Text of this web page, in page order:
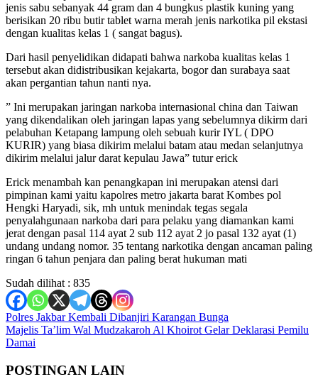
jenis sabu sebanyak 44 gram dan 4 bungkus plastik kuning yang
berisikan 20 ribu butir tablet warna merah jenis narkotika pil ekstasi
dengan kualitas kelas 1 ( sangat bagus).
Dari hasil penyelidikan didapati bahwa narkoba kualitas kelas 1
tersebut akan didistribusikan kejakarta, bogor dan surabaya saat
akan pergantian tahun nanti nya.
” Ini merupakan jaringan narkoba internasional china dan Taiwan
yang dikendalikan oleh jaringan lapas yang sebelumnya dikirm dari
pelabuhan Ketapang lampung oleh sebuah kurir IYL ( DPO
KURIR) yang biasa dikirim melalui batam atau medan selanjutnya
dikirim melalui jalur darat kepulau Jawa” tutur erick
Erick menambah kan penangkapan ini merupakan atensi dari
pimpinan kami yaitu kapolres metro jakarta barat Kombes pol
Hengki Haryadi, sik, mh untuk menindak tegas segala
penyalahgunaan narkoba dari para pelaku yang diamankan kami
jerat dengan pasal 114 ayat 2 sub 112 ayat 2 jo pasal 132 ayat (1)
undang undang nomor. 35 tentang narkotika dengan ancaman paling
ringan 6 tahun penjara dan paling berat hukuman mati
Sudah dilihat : 835
Navigasi
pos
Polres Jakbar Kembali Dibanjiri Karangan Bunga
Majelis Ta’lim Wal Mudzakaroh Al Khoirot Gelar Deklarasi Pemilu
Damai
POSTINGAN LAIN